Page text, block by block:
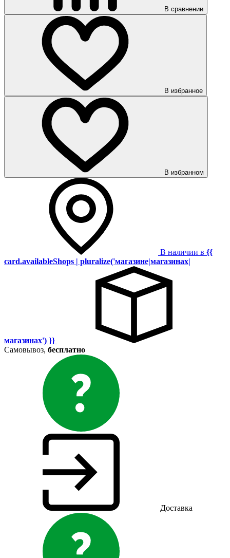
В сравнении
В избранное
В избранном
В наличии в {{
card.availableShops | pluralize('магазине|магазинах|
магазинах') }}
Самовывоз, бесплатно
Доставка